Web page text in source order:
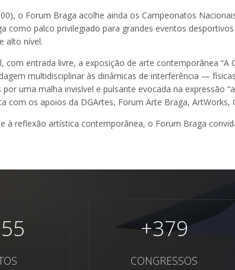
o Forum Braga acolhe ainda os Campeonatos
como palco privilegiado para grandes eventos
alto nível.
entrada livre, a exposição de arte contemporânea “A
multidisciplinar às dinâmicas de interferência —
uma malha invisível e pulsante evocada na expressão
com os apoios da DGArtes, Forum Arte Braga, ArtWorks,
reflexão artística contemporânea, o Forum Braga
+379
CONGRESSOS